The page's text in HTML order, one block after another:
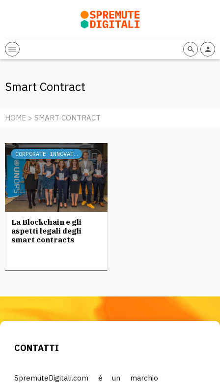
Smart Contract
HOME > SMART CONTRACT
CORPORATE INNOVATION
La Blockchain e gli
aspetti legali degli
smart contracts
CONTATTI
SpremuteDigitali.com è un marchio